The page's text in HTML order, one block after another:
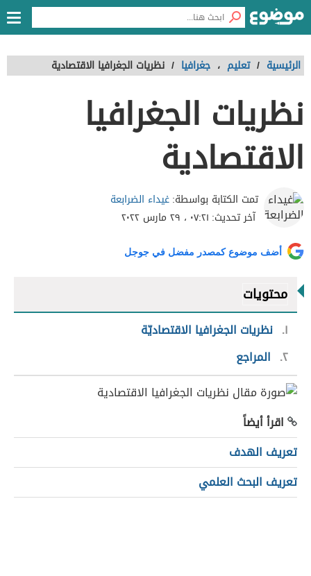
الرئيسية / تعليم ، جغرافيا / نظريات الجغرافيا الاقتصادية
نظريات الجغرافيا
الاقتصادية
تمت الكتابة بواسطة:غيداء الضرابعة
آخر تحديث: ٠٧:٢١ ، ٢٩ مارس ٢٠٢٢
أضف موضوع كمصدر مفضل في جوجل
محتويات
١ نظريات الجغرافيا الاقتصاديّة
٢ المراجع
اقرأ أيضاً
تعريف الهدف
تعريف البحث العلمي